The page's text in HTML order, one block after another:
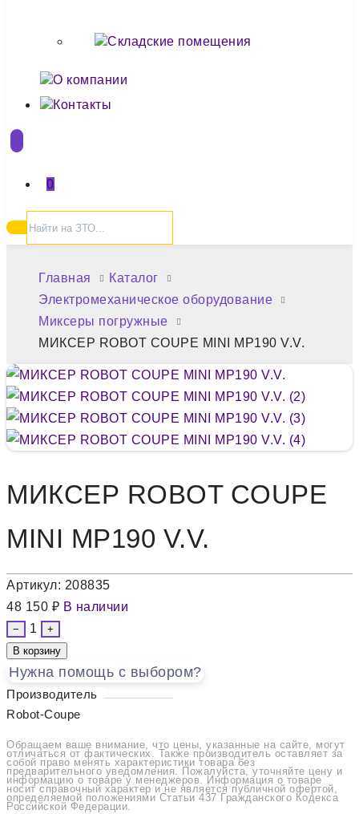
Складские помещения
О компании
Контакты
0
Главная
Каталог
Электромеханическое оборудование
Миксеры погружные
МИКСЕР ROBOT COUPE MINI MP190 V.V.
МИКСЕР ROBOT COUPE
MINI MP190 V.V.
Артикул: 208835
48 150 ₽ В наличии
− 1
+
В корзину
Нужна помощь с выбором?
Производитель
Robot-Coupe
Обращаем ваше внимание, что цены, указанные на сайте, могут
отличаться от фактических. Также производитель оставляет за
собой право менять характеристики товара без
предварительного уведомления. Пожалуйста, уточняйте цену и
информацию о товаре у менеджеров. Информация о товаре
носит справочный характер и не является публичной офертой,
определяемой положениями Статьи 437 Гражданского Кодекса
Российской Федерации.